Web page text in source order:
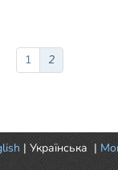
1 2
| Українська |